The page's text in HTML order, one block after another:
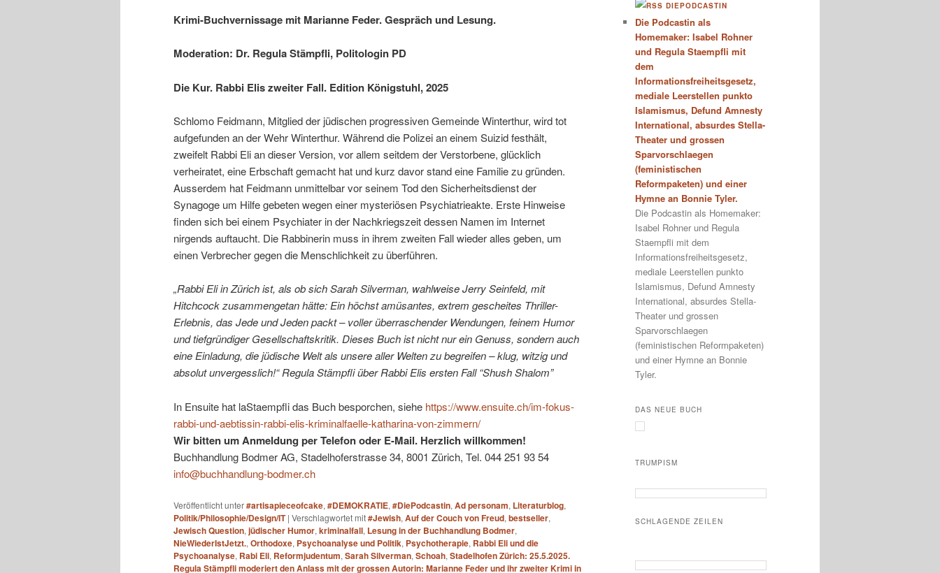
Krimi-Buchvernissage mit Marianne Feder.Gespräch und Lesung.
Moderation: Dr. Regula Stämpfli, Politologin PD
Die Kur. Rabbi Elis zweiter Fall. Edition Königstuhl, 2025
Schlomo Feidmann, Mitglied der jüdischen progressiven Gemeinde Winterthur, wird tot
aufgefunden an der Wehr Winterthur. Während die Polizei an einem Suizid festhält,
zweifelt Rabbi Eli an dieser Version, vor allem seitdem der Verstorbene, glücklich
verheiratet, eine Erbschaft gemacht hat und kurz davor stand eine Familie zu gründen.
Ausserdem hat Feidmann unmittelbar vor seinem Tod den Sicherheitsdienst der
Synagoge um Hilfe gebeten wegen einer mysteriösen Psychiatrieakte. Erste Hinweise
finden sich bei einem Psychiater in der Nachkriegszeit dessen Namen im Internet
nirgends auftaucht. Die Rabbinerin muss in ihrem zweiten Fall wieder alles geben, um
einen Verbrecher gegen die Menschlichkeit zu überführen.
„Rabbi Eli in Zürich ist, als ob sich Sarah Silverman, wahlweise Jerry Seinfeld, mit
Hitchcock zusammengetan hätte: Ein höchst amüsantes, extrem gescheites Thriller-
Erlebnis, das Jede und Jeden packt – voller überraschender Wendungen, feinem Humor
und tiefgründiger Gesellschaftskritik. Dieses Buch ist nicht nur ein Genuss, sondern auch
eine Einladung, die jüdische Welt als unsere aller Welten zu begreifen – klug, witzig und
absolut unvergesslich!“ Regula Stämpfli über Rabbi Elis ersten Fall “Shush Shalom”
In Ensuite hat laStaempfli das Buch besporchen, siehe https://www.ensuite.ch/im-fokus-
rabbi-und-aebtissin-rabbi-elis-kriminalfaelle-katharina-von-zimmern/
Wir bitten um Anmeldung per Telefon oder E-Mail. Herzlich willkommen!
Buchhandlung Bodmer AG, Stadelhoferstrasse 34, 8001 Zürich, Tel. 044 251 93 54
info@buchhandlung-bodmer.ch
Veröffentlicht unter#artisapieceofcake, #DEMOKRATIE, #DiePodcastin, Ad personam, Literaturblog,
Politik/Philosophie/Design/IT | Verschlagwortet mit#Jewish, Auf der Couch von Freud, bestseller,
Jewisch Question, jüdischer Humor, kriminalfall, Lesung in der Buchhandlung Bodmer,
NieWiederIstJetzt., Orthodoxe, Psychoanalyse und Politik, Psychotherapie, Rabbi Eli und die
Psychoanalyse, Rabi Eli, Reformjudentum, Sarah Silverman, Schoah, Stadelhofen Zürich: 25.5.2025.
Regula Stämpfli moderiert den Anlass mit der grossen Autorin: Marianne Feder und ihr zweiter Krimi in
DIEPODCASTIN
Die Podcastin als
Homemaker: Isabel Rohner
und Regula Staempfli mit
dem
Informationsfreiheitsgesetz,
mediale Leerstellen punkto
Islamismus, Defund Amnesty
International, absurdes Stella-
Theater und grossen
Sparvorschlaegen
(feministischen
Reformpaketen) und einer
Hymne an Bonnie Tyler.
Die Podcastin als Homemaker:
Isabel Rohner und Regula
Staempfli mit dem
Informationsfreiheitsgesetz,
mediale Leerstellen punkto
Islamismus, Defund Amnesty
International, absurdes Stella-
Theater und grossen
Sparvorschlaegen
(feministischen Reformpaketen)
und einer Hymne an Bonnie
Tyler.
DAS NEUE BUCH
TRUMPISM
SCHLAGENDE ZEILEN